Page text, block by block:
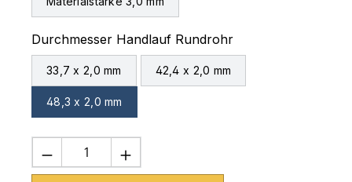
Durchmesser Handlauf Rundrohrauswählen
33,7 x 2,0 mm 42,4 x 2,0 mm
48,3 x 2,0 mm
Produkt Anzahl: Gib den